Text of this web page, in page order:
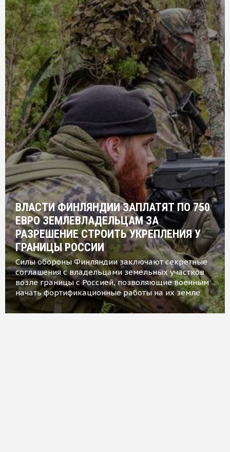
ВЛАСТИ ФИНЛЯНДИИ ЗАПЛАТЯТ ПО 750
ЕВРО ЗЕМЛЕВЛАДЕЛЬЦАМ ЗА
РАЗРЕШЕНИЕ СТРОИТЬ УКРЕПЛЕНИЯ У
ГРАНИЦЫ РОССИИ
Силы обороны Финляндии заключают секретные
соглашения с владельцами земельных участков
возле границы с Россией, позволяющие военным
начать фортификационные работы на их земле